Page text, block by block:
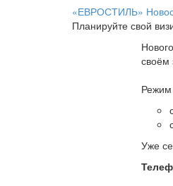
«ЕВРОСТИЛЬ»
Планируйте свой
своём
Режим
Уже